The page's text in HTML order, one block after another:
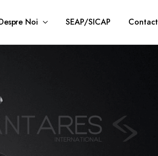
Noi SEAP/SICAP Contact